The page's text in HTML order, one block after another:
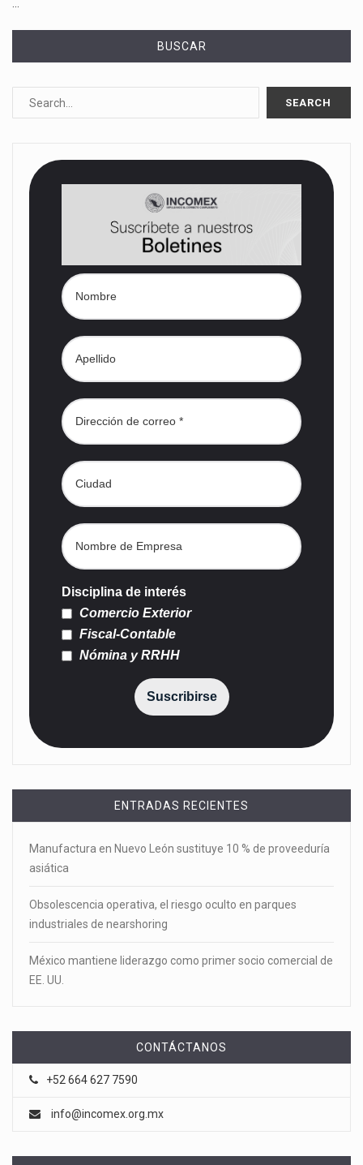
…
BUSCAR
Disciplina de interés
Comercio Exterior
Fiscal-Contable
Nómina y RRHH
Suscribirse
ENTRADAS RECIENTES
Manufactura en Nuevo León sustituye 10 % de proveeduría
asiática
Obsolescencia operativa, el riesgo oculto en parques
industriales de nearshoring
México mantiene liderazgo como primer socio comercial de
EE. UU.
CONTÁCTANOS
+52 664 627 7590
info@incomex.org.mx